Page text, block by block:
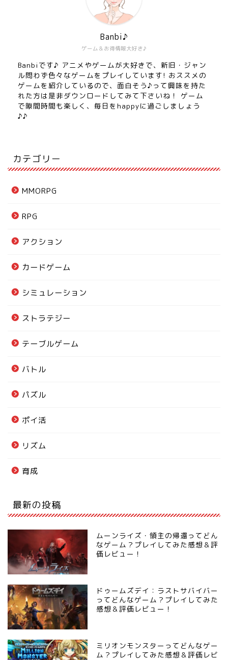
ゲーム＆お得情報大好き♪
Banbi♪
Banbiです♪ アニメやゲームが大好きで、新旧・ジャン
ル問わず色々なゲームをプレイしています! おススメの
ゲームを紹介しているので、面白そう♪って興味を持た
れた方は是非ダウンロードしてみて下さいね！ ゲーム
で隙間時間も楽しく、毎日をhappyに過ごしましょう
♪♪
カテゴリー
MMORPG
RPG
アクション
カードゲーム
シミュレーション
ストラテジー
テーブルゲーム
バトル
パズル
ポイ活
リズム
育成
最新の投稿
ムーンライズ・領主の帰還ってどん
なゲーム？プレイしてみた感想＆評
価レビュー！
ドゥームズデイ：ラストサバイバー
ってどんなゲーム？プレイしてみた
感想＆評価レビュー！
ミリオンモンスターってどんなゲー
ム？プレイしてみた感想＆評価レビ